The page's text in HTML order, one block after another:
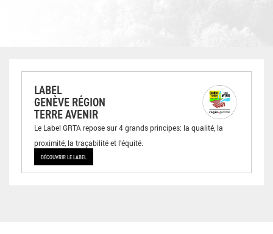
LABEL
GENÈVE RÉGION
TERRE AVENIR
Le Label GRTA repose sur 4 grands principes: la qualité, la
proximité, la traçabilité et l’équité.
DÉCOUVRIR LE LABEL